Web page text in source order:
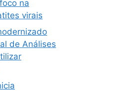
na
virais
de Análises